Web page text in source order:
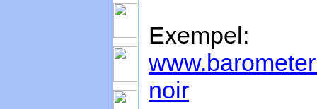
Exempel:
noir